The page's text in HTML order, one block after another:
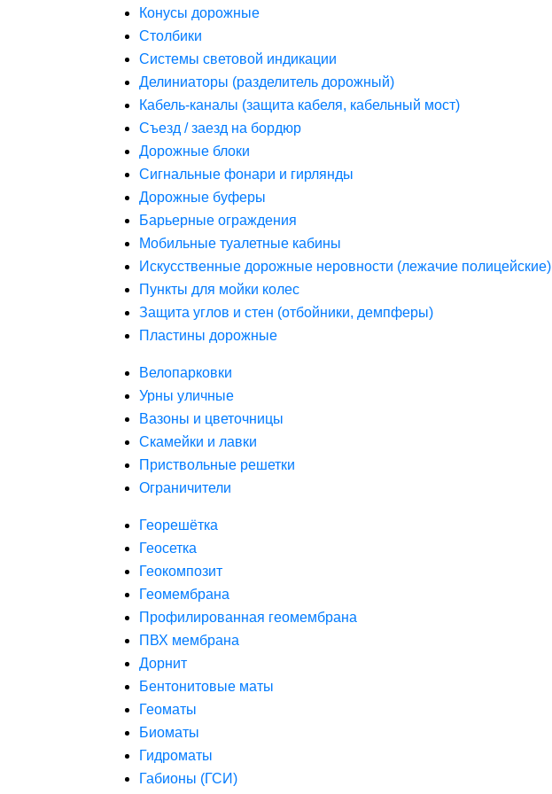
Конусы дорожные
Столбики
Системы световой индикации
Делиниаторы (разделитель дорожный)
Кабель-каналы (защита кабеля, кабельный мост)
Съезд / заезд на бордюр
Дорожные блоки
Сигнальные фонари и гирлянды
Дорожные буферы
Барьерные ограждения
Мобильные туалетные кабины
Искусственные дорожные неровности (лежачие полицейские)
Пункты для мойки колес
Защита углов и стен (отбойники, демпферы)
Пластины дорожные
Велопарковки
Урны уличные
Вазоны и цветочницы
Скамейки и лавки
Приствольные решетки
Ограничители
Георешётка
Геосетка
Геокомпозит
Геомембрана
Профилированная геомембрана
ПВХ мембрана
Дорнит
Бентонитовые маты
Геоматы
Биоматы
Гидроматы
Габионы (ГСИ)